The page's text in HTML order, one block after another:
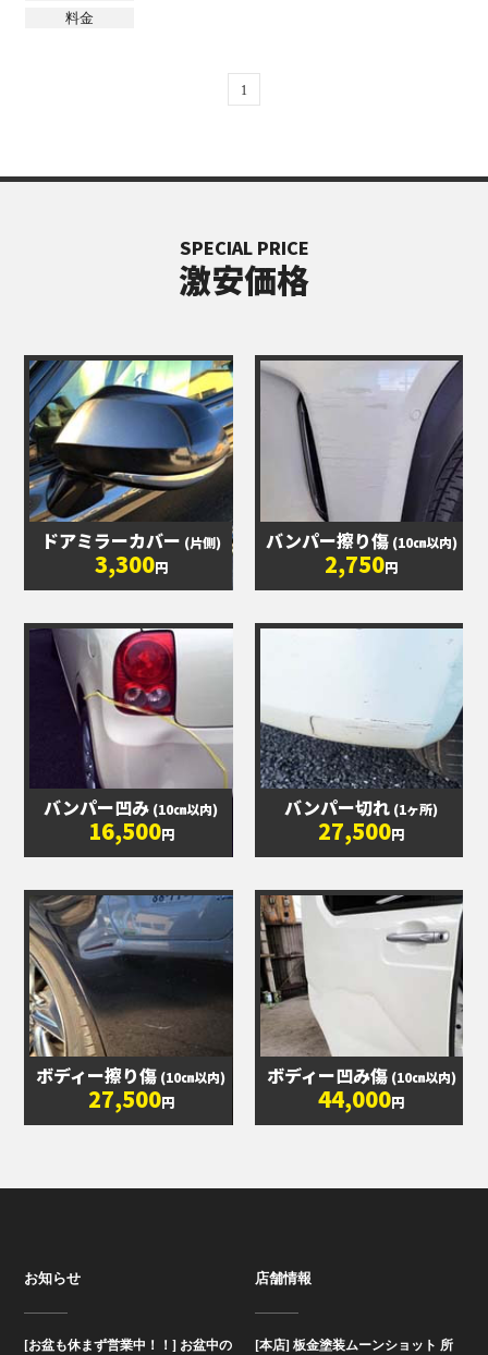
料金
1
SPECIAL PRICE
激安価格
ドアミラーカバー (片側)
3,300円
バンパー擦り傷 (10㎝以内)
2,750円
バンパー凹み (10㎝以内)
16,500円
バンパー切れ (1ヶ所)
27,500円
ボディー擦り傷 (10㎝以内)
27,500円
ボディー凹み傷 (10㎝以内)
44,000円
お知らせ
[お盆も休まず営業中！！] お盆中の
店舗情報
[本店] 板金塗装ムーンショット 所